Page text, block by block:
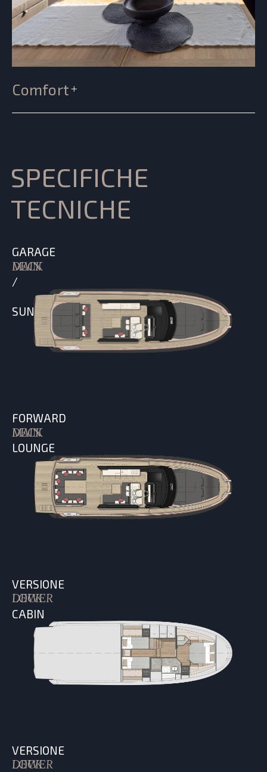
Comfort
SPECIFICHE
TECNICHE
MAIN DECK
GARAGE
/
SUNPAD
MAIN DECK
FORWARD
LOUNGE
LOWER DECK
VERSIONE
CABIN
LOWER DECK
VERSIONE